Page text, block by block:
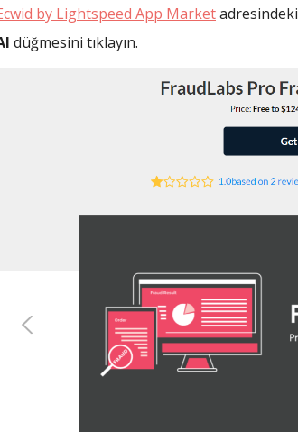
by Lightspeed App Marketadresindeki
düğmesini tıklayın.